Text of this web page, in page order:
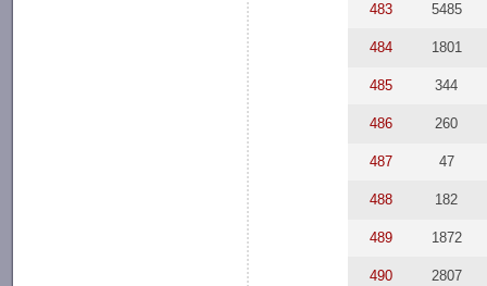
483 5485
484 1801
485 344
486 260
487 47
488 182
489 1872
490 2807